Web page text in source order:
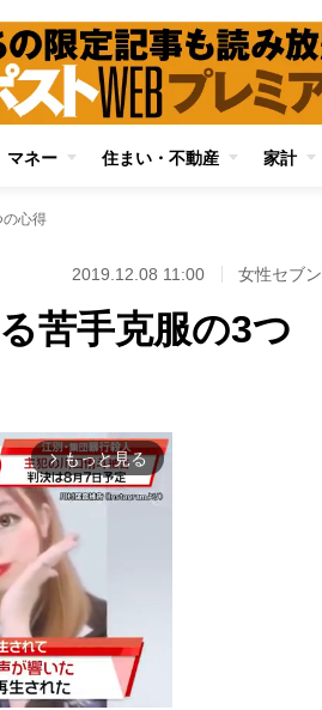
マネー 住まい・不動産 家計
の心得
2019.12.08 11:00 女性セブン
苦手克服の3つ
arrow_forward_ios もっと見る